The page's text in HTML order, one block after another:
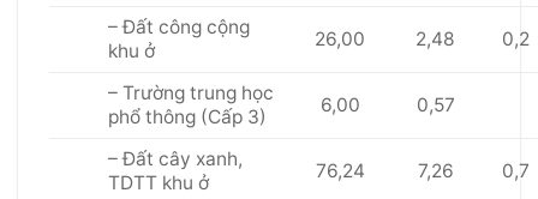
– Đất công cộng
khu ở
26,00 2,48 0,2
– Trường trung học
phổ thông (Cấp 3)
6,00 0,57
– Đất cây xanh,
TDTT khu ở
76,24 7,26 0,7